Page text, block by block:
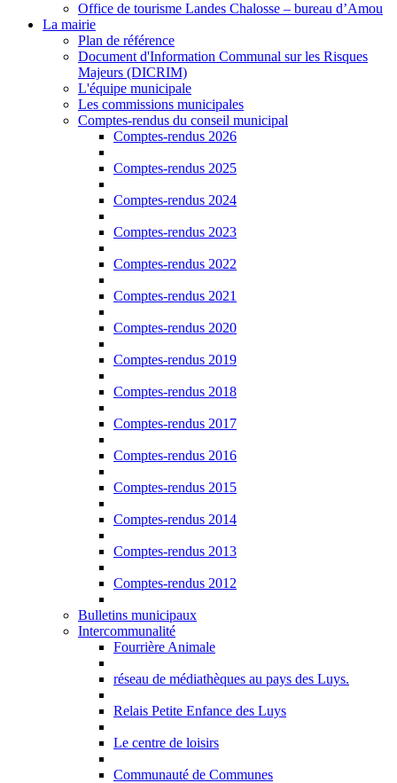
Office de tourisme Landes Chalosse – bureau d’Amou
La mairie
Plan de référence
Document d'Information Communal sur les Risques
Majeurs (DICRIM)
L'équipe municipale
Les commissions municipales
Comptes-rendus du conseil municipal
Comptes-rendus 2026
Comptes-rendus 2025
Comptes-rendus 2024
Comptes-rendus 2023
Comptes-rendus 2022
Comptes-rendus 2021
Comptes-rendus 2020
Comptes-rendus 2019
Comptes-rendus 2018
Comptes-rendus 2017
Comptes-rendus 2016
Comptes-rendus 2015
Comptes-rendus 2014
Comptes-rendus 2013
Comptes-rendus 2012
Bulletins municipaux
Intercommunalité
Fourrière Animale
réseau de médiathèques au pays des Luys.
Relais Petite Enfance des Luys
Le centre de loisirs
Communauté de Communes